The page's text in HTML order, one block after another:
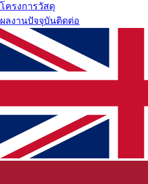
โครงการวัสดุ
ผลงานปัจจุบันติดต่อ